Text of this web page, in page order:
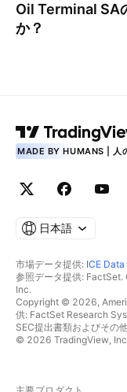
Oil Terminal SA
か？
MADE BY HUMANS | 人
日本語
市場データ提供: ICE
参照データ提供:
Inc.
Copyright © 2026,
供: FactSet Research
SEC提出書類およびその
© 2026 TradingView,